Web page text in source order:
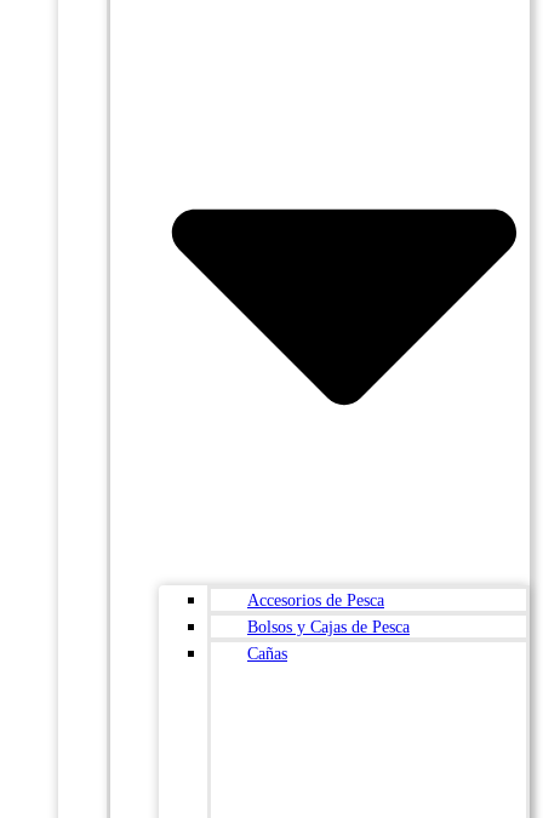
Accesorios de Pesca
Bolsos y Cajas de Pesca
Cañas